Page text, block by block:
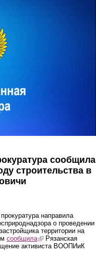
сообщила
строительства в
направила
о проведении
территории на
сообщила(link is external)
Рязанская
активиста ВООПИиК